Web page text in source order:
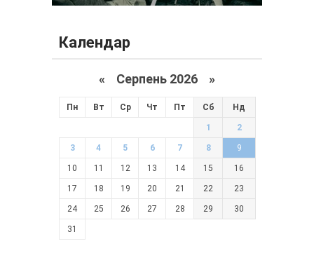
Календар
« Серпень 2026 »
Пн Вт Ср Чт Пт Сб Нд
1 2
3 4 5 6 7 8 9
10 11 12 13 14 15 16
17 18 19 20 21 22 23
24 25 26 27 28 29 30
31